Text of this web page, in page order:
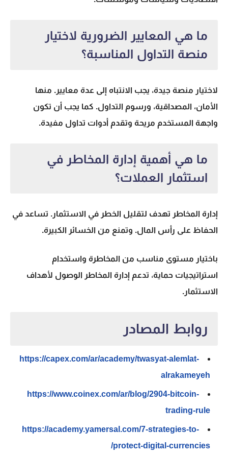
ما هي المعايير الضرورية لاختيار
منصة التداول المناسبة؟
لاختيار منصة جيدة، يجب الانتباه إلى عدة معايير. منها
الأمان، المصداقية، ورسوم التداول. كما يجب أن تكون
واجهة المستخدم مريحة وتقدم أدوات تداول مفيدة.
ما هي أهمية إدارة المخاطر في
استثمار العملات؟
إدارة المخاطر تهدف لتقليل الخطر في الاستثمار. تساعد في
الحفاظ على رأس المال. وتمنع من الخسائر الكبيرة.
باختيار مستوى مناسب من المخاطرة واستخدام
استراتيجيات حماية، تدعم إدارة المخاطر الوصول لأهداف
الاستثمار.
روابط المصادر
https://capex.com/ar/academy/twasyat-alemlat-
alrakameyeh
https://www.coinex.com/ar/blog/2904-bitcoin-
trading-rule
https://academy.yamersal.com/7-strategies-to-
protect-digital-currencies/